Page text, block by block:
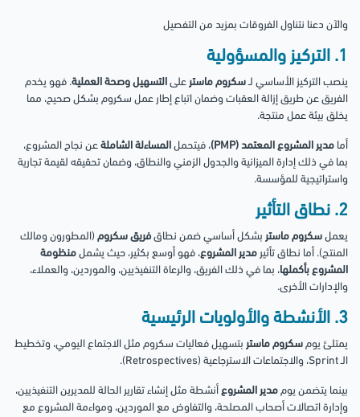
والآن دعنا نتناول الفروقات بمزيد من التفصيل
1. التركيز والمسؤولية
ينصب التركيز الأساسي لـسكروم ماستر على التسهيل وصحة العملية. فهو يخدم
الفريق عن طريق إزالة العقبات وضمان اتباع إطار عمل سكروم بشكل صحيح، مما
يخلق بيئة عمل منتجة.
أما مدير المشروع المعتمد (PMP) ، فيتحمل المساءلة الشاملة عن نجاح المشروع،
بما في ذلك إدارة الميزانية والجدول الزمني والنطاق، وضمان تحقيقه لقيمة تجارية
واستراتيجية للمؤسسة.
2. نطاق التأثير
يعمل سكروم ماستر بشكل أساسي ضمن نطاقفريق سكروم (المطورون ومالك
المنتج). أما نطاق تأثير مدير المشروع، فهو أوسع بكثير، حيث يشمل منظومة
المشروع بأكملها، بما في ذلك الفريق، والرعاة التنفيذيين، والموردين، والعملاء،
والإدارات الأخرى.
3. الأنشطة والأولويات الرئيسية
يمتلئ يوم سكروم ماستر بتسهيل فعاليات سكروم مثل الاجتماع اليومي، وتخطيط
الـ Sprint، والاجتماعات الاسترجاعية (Retrospectives).
بينما يتضمن يوم مدير المشروع أنشطة مثل إنشاء تقارير الحالة للمديرين التنفيذيين،
وإدارة اتصالات أصحاب المصلحة، والتفاوض مع الموردين، ومواءمة المشروع مع